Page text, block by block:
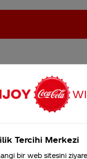
Cola'nın Filistin'de fabr...
Tercihi Merkezi
bir web sitesini